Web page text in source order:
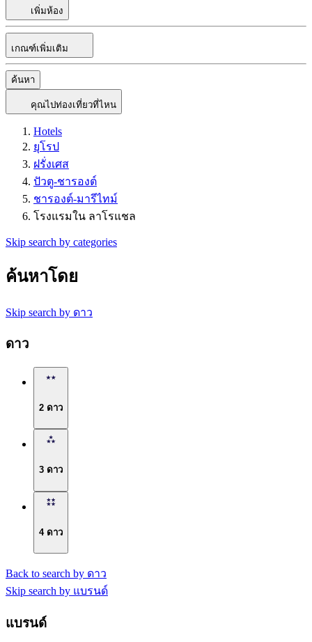
เพิ่มห้อง
เกณฑ์เพิ่มเติม
ค้นหา
คุณไปท่องเที่ยวที่ไหน
Hotels
ยุโรป
ฝรั่งเศส
ปัวตู-ชารองต์
ชารองต์-มารีไทม์
โรงแรมใน ลาโรแชล
Skip search by categories
ค้นหาโดย
Skip search by ดาว
ดาว
2 ดาว
3 ดาว
4 ดาว
Back to search by ดาว
Skip search by แบรนด์
แบรนด์